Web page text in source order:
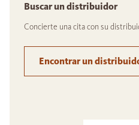
Buscar un distribuidor
Concierte una cita con su
Encontrar un